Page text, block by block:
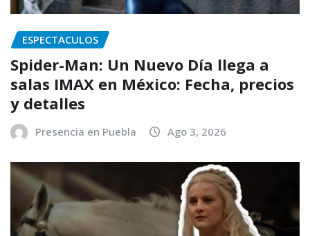
ESPECTACULOS
Spider-Man: Un Nuevo Día llega a
salas IMAX en México: Fecha, precios
y detalles
Presencia en Puebla Ago 3, 2026